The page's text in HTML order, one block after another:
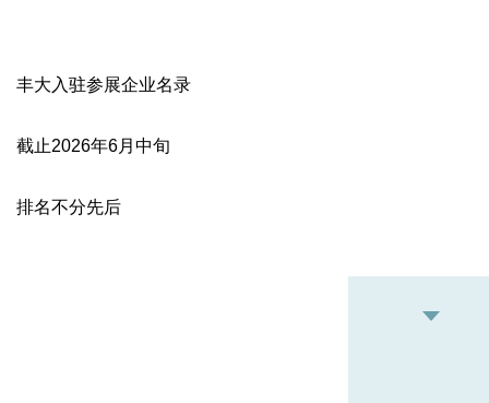
丰大入驻参展企业名录
截止2026年6月中旬
排名不分先后